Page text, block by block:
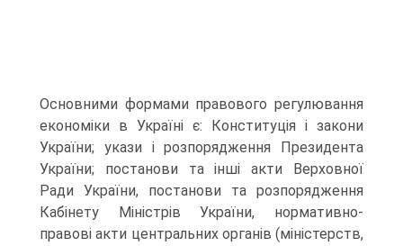
Основними формами правового регулювання
економіки в Україні є: Конституція і закони
України; укази і розпорядження Президента
України; постанови та інші акти Верховної
Ради України, постанови та розпорядження
Кабінету Міністрів України, нормативно-
правові акти центральних органів (міністерств,